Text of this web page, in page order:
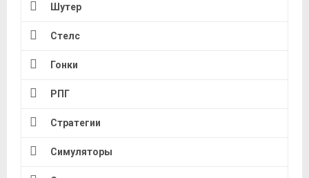
Шутер
Стелс
Гонки
РПГ
Стратегии
Симуляторы